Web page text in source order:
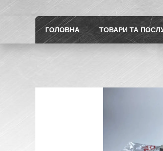
ГОЛОВНА ТОВАРИ ТА